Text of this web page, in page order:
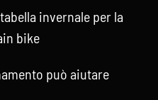
invernale per la
bike
può aiutare